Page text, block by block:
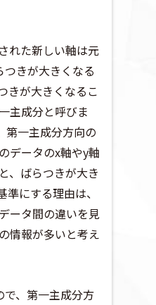
れた新しい軸は元
きが大きくなる
きが大きくなるこ
主成分と呼びま
第一主成分方向の
データのx軸やy軸
、ばらつきが大き
にする理由は、
ータ間の違いを見
情報が多いと考え
、第一主成分方